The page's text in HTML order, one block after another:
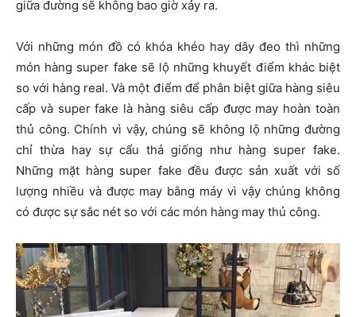
giữa đường sẽ không bao giờ xảy ra.
Với những món đồ có khóa khéo hay dây đeo thì những
món hàng super fake sẽ lộ những khuyết điểm khác biệt
so với hàng real. Và một điểm để phân biệt giữa hàng siêu
cấp và super fake là hàng siêu cấp được may hoàn toàn
thủ công. Chính vì vậy, chúng sẽ không lộ những đường
chỉ thừa hay sự cẩu thả giống như hàng super fake.
Những mặt hàng super fake đều được sản xuất với số
lượng nhiều và được may bằng máy vì vậy chúng không
có được sự sắc nét so với các món hàng may thủ công.